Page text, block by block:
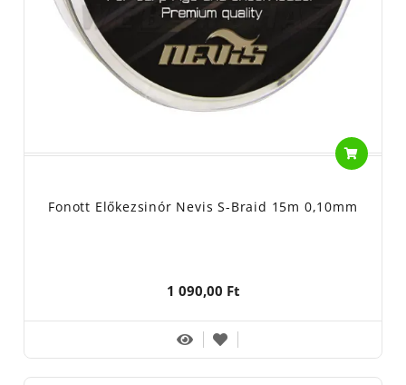
Fonott Előkezsinór Nevis S-Braid 15m 0,10mm
1 090,00 Ft